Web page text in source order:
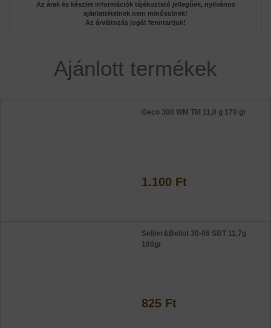
Az árak és készlet információk tájékoztató jellegűek, nyilvános
ajánlattételnek nem minősülnek!
Az árváltozás jogát fenntartjuk!
Ajánlott termékek
Geco 300 WM TM 11,0 g 170 gr
1.100 Ft
Sellier&Bellot 30-06 SBT 11,7g
180gr
825 Ft